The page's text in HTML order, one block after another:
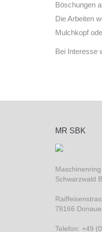
Böschungen
Die Arbeiten
Mulchkopf
Bei Interesse
MR SBK
Maschinenring
Schwarzwald
78166
Telefon: +49